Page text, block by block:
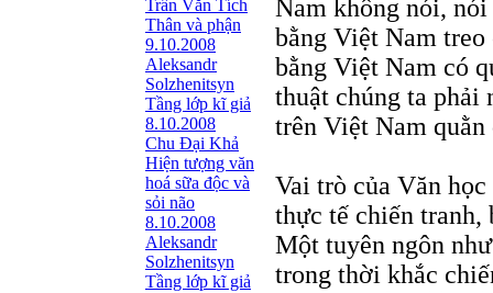
Trần Văn Tích
Thân và phận
9.10.2008
Aleksandr
Solzhenitsyn
Tầng lớp kĩ giả
8.10.2008
Chu Đại Khả
Hiện tượng văn
hoá sữa độc và
sỏi não
8.10.2008
Aleksandr
Solzhenitsyn
Tầng lớp kĩ giả
Nam không nói,
bằng Việt Nam
bằng Việt Nam có
thuật chúng ta phải
trên Việt Nam quằn
Vai trò của Văn
thực tế chiến
Một tuyên ngôn
trong thời khắc